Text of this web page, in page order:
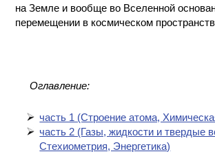
на Земле и вообще во Вселенной
перемещении в космическом
Оглавление:
часть 1 (Cтроение атома,
часть 2 (Газы, жидкости и твердые
Стехиометрия, Энергетика)